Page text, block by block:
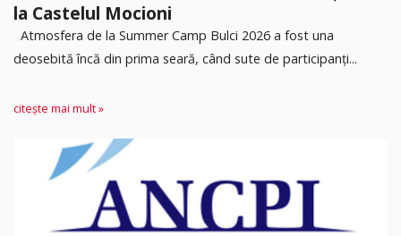
la Castelul Mocioni
Atmosfera de la Summer Camp Bulci 2026 a fost una
deosebită încă din prima seară, când sute de participanți...
citește mai mult »